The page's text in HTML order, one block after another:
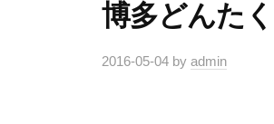
博多どんた
2016-05-04 by admin